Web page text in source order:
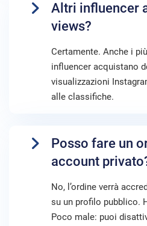
Altri influencer
views?
Certamente. Anche i
influencer acquistano
visualizzazioni
alle classifiche.
Posso fare un
account
No, l’ordine verrà
su un profilo pubblico.
Poco male: puoi